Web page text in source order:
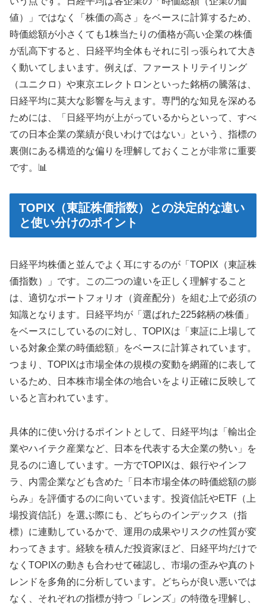
値）」ではなく「株価の高さ」をベースに計算するため、
時価総額が小さくても1株当たりの価格が高い企業の株価
が乱高下すると、日経平均全体もそれに引っ張られて大き
く動いてしまいます。例えば、ファーストリテイリング
（ユニクロ）や東京エレクトロンといった銘柄の騰落は、
日経平均に莫大な影響を与えます。専門的な知見を深める
ためには、「日経平均が上がっているからといって、すべ
ての日本企業の業績が良いわけではない」という、指標の
裏側にある構造的な偏りを理解しておくことが非常に重要
です。📊
TOPIX（東証株価指数）との決定的な違い
と使い分けのポイント
日経平均株価と並んでよく耳にするのが「TOPIX（東証株
価指数）」です。この二つの違いを正しく理解すること
は、適切なポートフォリオ（資産配分）を組む上で必須の
知識となります。日経平均が「選ばれた225銘柄の株価」
をベースにしているのに対し、TOPIXは「東証に上場して
いる対象企業の時価総額」をベースに計算されています。
つまり、TOPIXは市場全体の規模の変動を網羅的に表して
いるため、日本株市場全体の地合いをより正確に反映して
いると言われています。
具体的に使い分けるポイントとして、日経平均は「輸出企
業やハイテク産業など、日本を代表する大企業の勢い」を
見るのに適しています。一方でTOPIXは、銀行やインフ
ラ、内需企業なども含めた「日本市場全体の時価総額の膨
らみ」を評価するのに向いています。投資信託やETF（上
場投資信託）を選ぶ際にも、どちらのインデックス（指
標）に連動しているかで、運用の成果やリスクの性質が変
わってきます。経験を積んだ投資家ほど、日経平均だけで
なくTOPIXの動きも合わせて確認し、市場の歪みや真のト
レンドを多角的に分析しています。どちらが良い悪いでは
なく、それぞれの指標が持つ「レンズ」の特徴を理解し、